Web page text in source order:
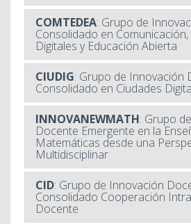
COMTEDEA: Grupo de
Consolidado en
Digitales y Educación Abierta
CIUDIG: Grupo de Innovación
Consolidado en Ciudades
INNOVANEWMATH: Grupo
Docente Emergente en la
Matemáticas desde una
Multidisciplinar
CID: Grupo de Innovación
Consolidado Cooperación
Docente